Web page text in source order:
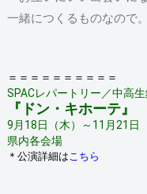
一緒につくるものなので。
＝＝＝＝＝＝＝＝＝＝
SPACレパートリー／中高
『ドン・キホーテ』
9月18日（木）～11月21日
県内各会場
＊公演詳細はこちら